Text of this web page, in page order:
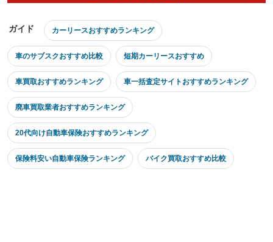
ガイド カーリースおすすめランキング
車のサブスクおすすめ比較 短期カーリースおすすめ
車買取おすすめランキング 車一括査定サイトおすすめランキング
廃車買取業者おすすめランキング
20代向け自動車保険おすすめランキング
保険料安い自動車保険ランキング バイク買取おすすめ比較